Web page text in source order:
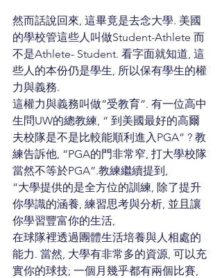
然而話說回來, 這畢竟是去念大學. 美國
的學校管這些人叫做Student-Athlete 而
不是Athlete- Student. 看字面就知道, 這
些人的本份仍是學生, 所以保有學生的權
力與義務.
這權力與義務叫做”受教育”. 有一位高中
生問UW的總教練, “ 到美國最好的高爾
夫校隊是不是比較能順利進入PGA” ? 教
練告訴他, “PGA的門非常窄, 打大學校隊
當然不等於PGA”.教練繼續提到,
”大學提供的是全方位的訓練, 除了提升
你學識的涵養, 練習思考與分析, 並且讓
你學習豐富你的生活,
在球隊裡透過團體生活培養與人相處的
能力. 當然, 大學有非常多的資源, 可以充
實你的球技; 一個月幾乎都有兩個比賽,